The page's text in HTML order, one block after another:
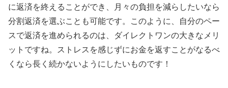
に返済を終えることができ、月々の負担を減らしたいなら
分割返済を選ぶことも可能です。このように、自分のペー
スで返済を進められるのは、ダイレクトワンの大きなメリ
ットですね。ストレスを感じずにお金を返すことがなるべ
くなら長く続かないようにしたいものです！